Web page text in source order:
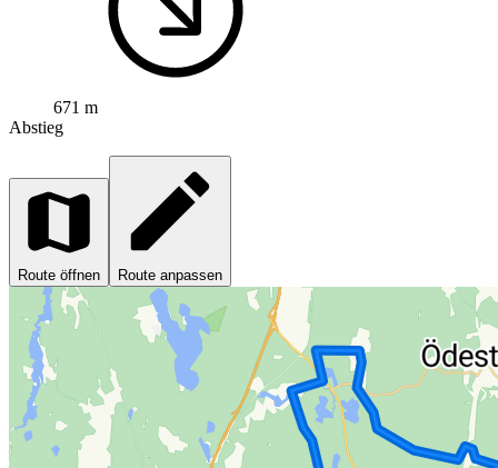
671 m
Abstieg
Route öffnen Route anpassen